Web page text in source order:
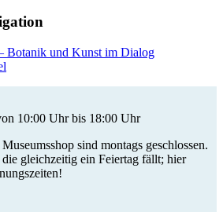
Botanik und Kunst im Dialog
10:00 Uhr bis 18:00 Uhr
sind montags geschlossen.
gleichzeitig ein Feiertag fällt; hier